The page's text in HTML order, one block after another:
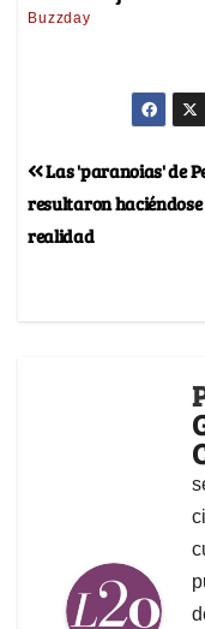
Las 'paranoias' de
resultaron haciéndose
realidad